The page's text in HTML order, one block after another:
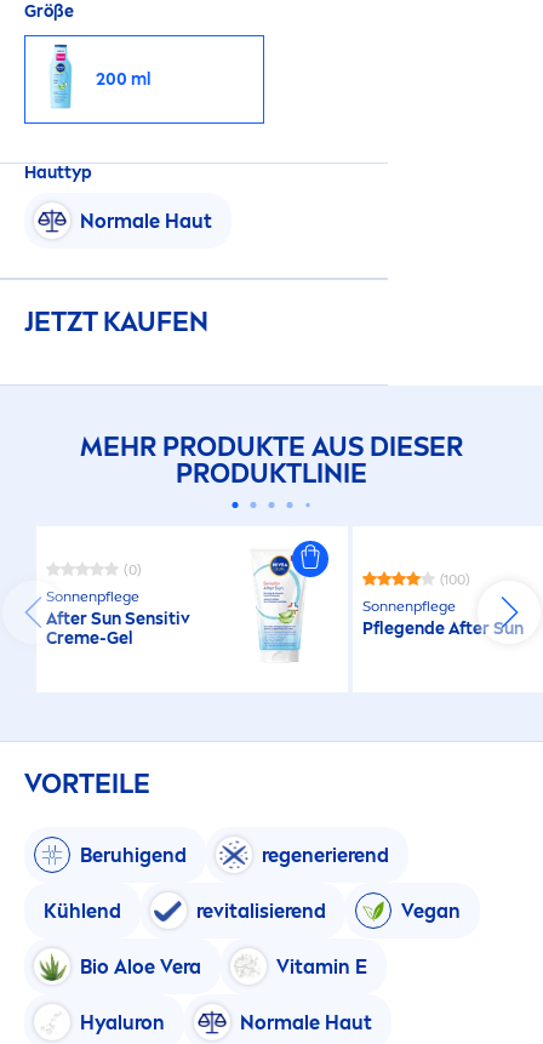
Größe
200 ml
Hauttyp
Normale Haut
JETZT KAUFEN
MEHR PRODUKTE AUS DIESER
PRODUKTLINIE
(0)
Sonnenpflege
AfterSunSensitiv
Creme-Gel
(100)
Sonnenpflege
Pflegende AfterSun
VORTEILE
Beruhigend regenerierend
Kühlend revitalisierend Vegan
Bio Aloe Vera Vitamin E
Hyaluron Normale Haut